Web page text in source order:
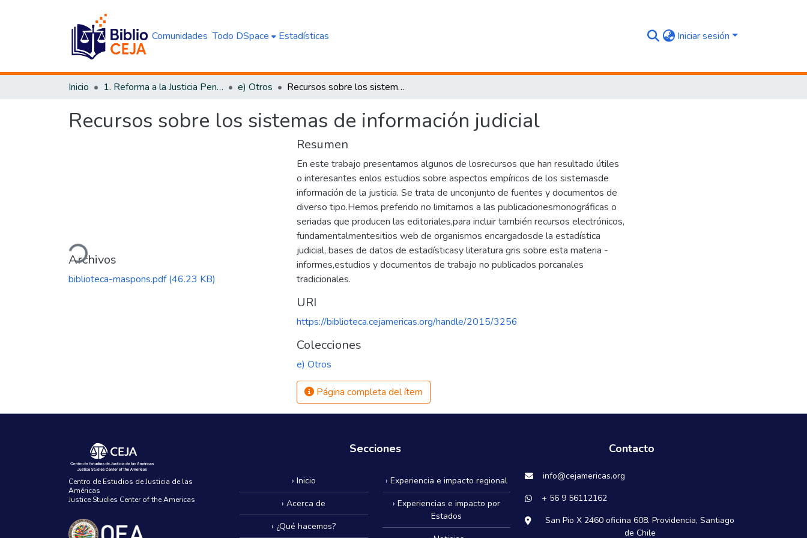
Comunidades Todo DSpace Estadísticas Iniciar sesión
Inicio 1. Reforma a la Justicia Penal e) Otros Recursos sobre los sistemas de información judicial
Recursos sobre los sistemas de información judicial
Cargando...
Archivos
biblioteca-maspons.pdf(46.23 KB)
Resumen
En este trabajo presentamos algunos de losrecursos que han resultado útiles
o interesantes enlos estudios sobre aspectos empíricos de los sistemasde
información de la justicia. Se trata de unconjunto de fuentes y documentos de
diverso tipo.Hemos preferido no limitarnos a las publicacionesmonográficas o
seriadas que producen las editoriales,para incluir también recursos electrónicos,
fundamentalmentesitios web de organismos encargadosde la estadística
judicial, bases de datos de estadísticasy literatura gris sobre esta materia -
informes,estudios y documentos de trabajo no publicados porcanales
tradicionales.
URI
https://biblioteca.cejamericas.org/handle/2015/3256
Colecciones
e) Otros
Página completa del ítem
Centro de Estudios de Justicia de las
Américas
Justice Studies Center of the Americas
Secciones
› Inicio
› Acerca de
› ¿Qué hacemos?
› Experiencia e impacto regional
› Experiencias e impacto por
Estados
Contacto
info@cejamericas.org
+ 56 9 56112162
San Pio X 2460 oficina 608. Providencia, Santiago
de Chile